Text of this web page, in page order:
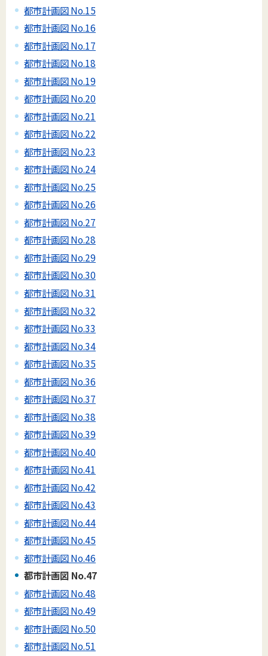
都市計画図 No.15
都市計画図 No.16
都市計画図 No.17
都市計画図 No.18
都市計画図 No.19
都市計画図 No.20
都市計画図 No.21
都市計画図 No.22
都市計画図 No.23
都市計画図 No.24
都市計画図 No.25
都市計画図 No.26
都市計画図 No.27
都市計画図 No.28
都市計画図 No.29
都市計画図 No.30
都市計画図 No.31
都市計画図 No.32
都市計画図 No.33
都市計画図 No.34
都市計画図 No.35
都市計画図 No.36
都市計画図 No.37
都市計画図 No.38
都市計画図 No.39
都市計画図 No.40
都市計画図 No.41
都市計画図 No.42
都市計画図 No.43
都市計画図 No.44
都市計画図 No.45
都市計画図 No.46
都市計画図 No.47
都市計画図 No.48
都市計画図 No.49
都市計画図 No.50
都市計画図 No.51